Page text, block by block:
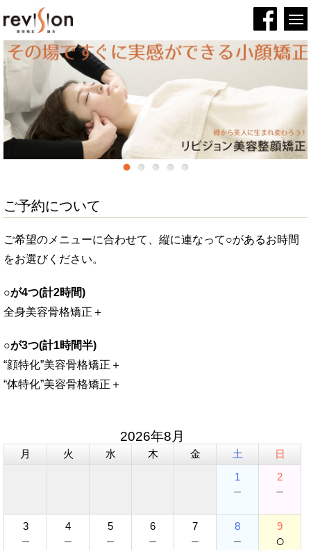
ご予約について
ご希望のメニューに合わせて、縦に連なって○があるお時間
をお選びください。
○が4つ(計2時間)
全身美容骨格矯正＋
○が3つ(計1時間半)
“顔特化”美容骨格矯正＋
“体特化”美容骨格矯正＋
2026年8月
月 火 水 木 金 土 日
1
－
2
－
3
－
4
－
5
－
6
－
7
－
8
－
9
○